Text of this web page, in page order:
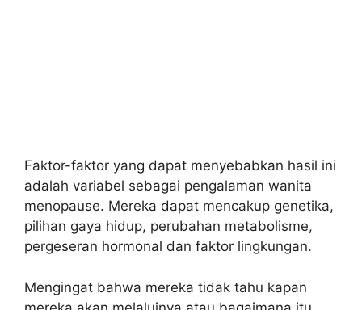
Faktor-faktor yang dapat menyebabkan hasil ini
adalah variabel sebagai pengalaman wanita
menopause. Mereka dapat mencakup genetika,
pilihan gaya hidup, perubahan metabolisme,
pergeseran hormonal dan faktor lingkungan.
Mengingat bahwa mereka tidak tahu kapan